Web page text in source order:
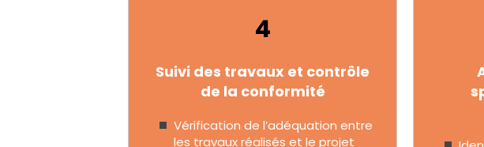
4
Suivi des travaux et contrôle
de la conformité
Vérification de l’adéquation entre
les travaux réalisés et le projet